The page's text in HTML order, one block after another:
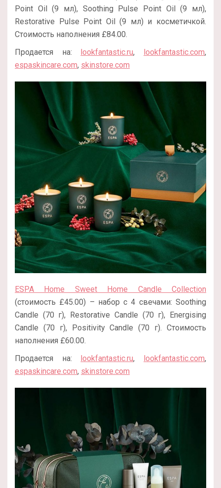
Point Oil (9 мл), Soothing Pulse Point Oil (9 мл),
Restorative Pulse Point Oil (9 мл) и косметичкой.
Стоимость наполнения £84.00.
Продается на: lookfantastic.ru, lookfantastic.com,
espaskincare.com, skinstore.com
ESPA Home Sweet Home Candle Collection
(стоимость £45.00) – набор с 4 свечами: Soothing
Candle (70 г), Restorative Candle (70 г), Energising
Candle (70 г), Positivity Candle (70 г). Стоимость
наполнения £60.00.
Продается на: lookfantastic.ru, lookfantastic.com,
espaskincare.com, skinstore.com